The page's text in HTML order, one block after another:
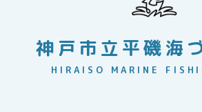
神戸市立平磯海
HIRAISO MARINE